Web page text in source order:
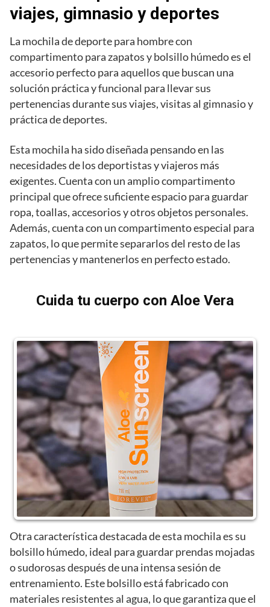
viajes, gimnasio y deportes
La mochila de deporte para hombre con
compartimento para zapatos y bolsillo húmedo es el
accesorio perfecto para aquellos que buscan una
solución práctica y funcional para llevar sus
pertenencias durante sus viajes, visitas al gimnasio y
práctica de deportes.
Esta mochila ha sido diseñada pensando en las
necesidades de los deportistas y viajeros más
exigentes. Cuenta con un amplio compartimento
principal que ofrece suficiente espacio para guardar
ropa, toallas, accesorios y otros objetos personales.
Además, cuenta con un compartimento especial para
zapatos, lo que permite separarlos del resto de las
pertenencias y mantenerlos en perfecto estado.
Cuida tu cuerpo con Aloe Vera
Otra característica destacada de esta mochila es su
bolsillo húmedo, ideal para guardar prendas mojadas
o sudorosas después de una intensa sesión de
entrenamiento. Este bolsillo está fabricado con
materiales resistentes al agua, lo que garantiza que el